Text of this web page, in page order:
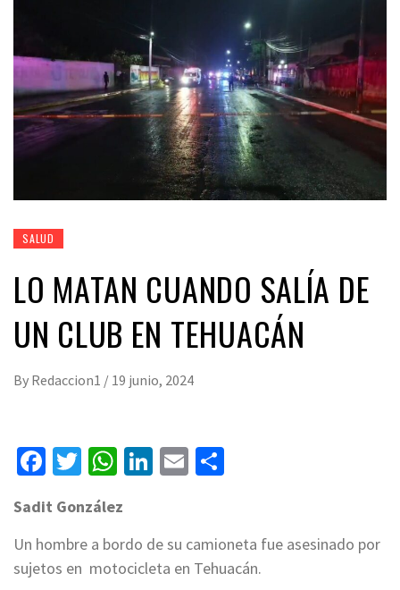
SALUD
LO MATAN CUANDO SALÍA DE
UN CLUB EN TEHUACÁN
By Redaccion1 / 19 junio, 2024
Facebook
Twitter
WhatsApp
LinkedIn
Email
Sadit González
Un hombre a bordo de su camioneta fue asesinado por
sujetos en motocicleta en Tehuacán.